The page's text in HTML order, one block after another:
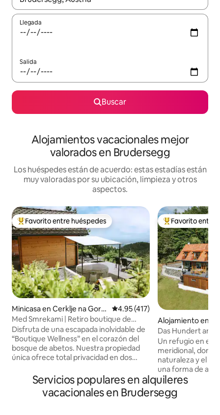
Llegada
Salida
Buscar
Alojamientos vacacionales mejor
valorados en Brudersegg
Los huéspedes están de acuerdo: estas estadías están
muy valoradas por su ubicación, limpieza y otros
aspectos.
Favorito entre huéspedes preferido
Favorito entre huéspedes
Minicasa en Cerklje na Gore
njskem
Calificación promedio: 4.95 de
4.95 (417)
Med Smrekami | Retiro boutique de
bienestar y spa
Disfruta de una escapada inolvidable de
“Boutique Wellness” en el corazón del
bosque de abetos. Nuestra propiedad
única ofrece total privacidad en dos
casa de madera con vistas panorámicas,
un sillón de masaje de alta gama y un
proyector para cine en la cama, y una
Favorito entre
Favorito entre
Alojamiento en
Das Hundert am
Südsteiermark|
Un refugio en el
meridional, donde el lujo se une con la
naturaleza y el
una forma de
cadenas
Carintia, te
deleitará tus
Servicios populares en alquileres
vacacionales en Brudersegg